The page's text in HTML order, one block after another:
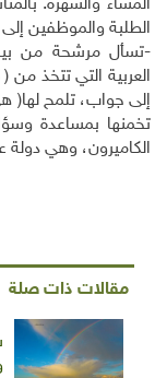
المساء والسهرة.
الطلبة والموظفين
-تسأل مرشحة من
العربية التي تتخذ من
إلى جواب، تلمح لها(
تخمنها بمساعدة
الكاميرون، وهي دولة
مقالات ذات صلة